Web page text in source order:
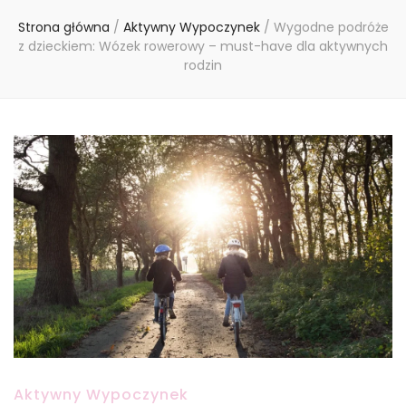
Strona główna / Aktywny Wypoczynek / Wygodne podróże
z dzieckiem: Wózek rowerowy – must-have dla aktywnych
rodzin
Aktywny Wypoczynek